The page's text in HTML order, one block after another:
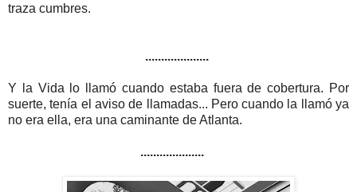
traza cumbres.
....................
Y la Vida lo llamó cuando estaba fuera de cobertura. Por
suerte, tenía el aviso de llamadas... Pero cuando la llamó ya
no era ella, era una caminante de Atlanta.
....................